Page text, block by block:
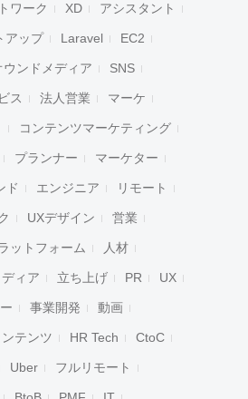
ワーク XD アシスタント
アップ Laravel EC2
ウンドメディア SNS
ス 法人営業 マーケ
コンテンツマーケティング
プランナー マーケター
ド エンジニア リモート
UXデザイン 営業
ットフォーム 人材
ディア 立ち上げ PR UX
事業開発 動画
ンテンツ HR Tech CtoC
Uber フルリモート